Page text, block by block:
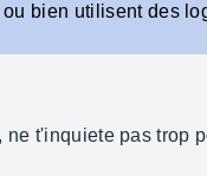
bien utilisent des
t'inquiete pas trop